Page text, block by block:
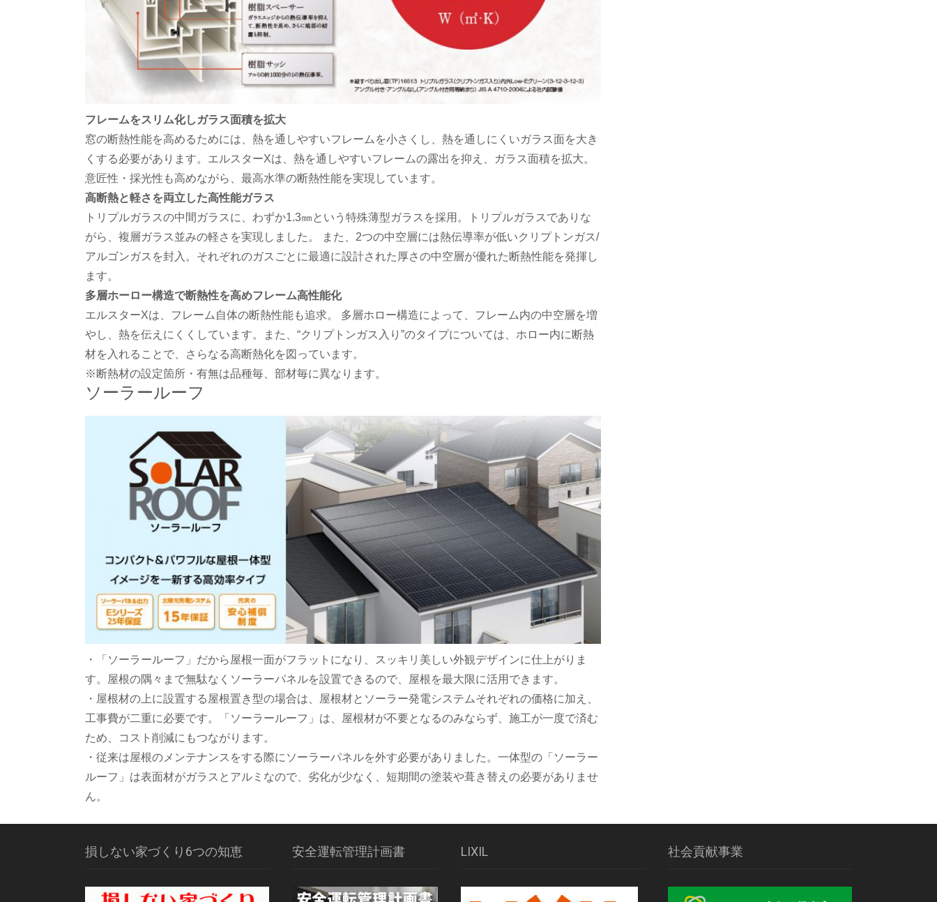
フレームをスリム化しガラス面積を拡大
窓の断熱性能を高めるためには、熱を通しやすいフレームを小さくし、熱を通しにくいガラス面を大き
くする必要があります。エルスターXは、熱を通しやすいフレームの露出を抑え、ガラス面積を拡大。
意匠性・採光性も高めながら、最高水準の断熱性能を実現しています。
高断熱と軽さを両立した高性能ガラス
トリプルガラスの中間ガラスに、わずか1.3㎜という特殊薄型ガラスを採用。トリプルガラスでありな
がら、複層ガラス並みの軽さを実現しました。 また、2つの中空層には熱伝導率が低いクリプトンガス/
アルゴンガスを封入。それぞれのガスごとに最適に設計された厚さの中空層が優れた断熱性能を発揮し
ます。
多層ホーロー構造で断熱性を高めフレーム高性能化
エルスターXは、フレーム自体の断熱性能も追求。 多層ホロー構造によって、フレーム内の中空層を増
やし、熱を伝えにくくしています。また、“クリプトンガス入り”のタイプについては、ホロー内に断熱
材を入れることで、さらなる高断熱化を図っています。
※断熱材の設定箇所・有無は品種毎、部材毎に異なります。
ソーラールーフ
・「ソーラールーフ」だから屋根一面がフラットになり、スッキリ美しい外観デザインに仕上がりま
す。屋根の隅々まで無駄なくソーラーパネルを設置できるので、屋根を最大限に活用できます。
・屋根材の上に設置する屋根置き型の場合は、屋根材とソーラー発電システムそれぞれの価格に加え、
工事費が二重に必要です。「ソーラールーフ」は、屋根材が不要となるのみならず、施工が一度で済む
ため、コスト削減にもつながります。
・従来は屋根のメンテナンスをする際にソーラーパネルを外す必要がありました。一体型の「ソーラー
ルーフ」は表面材がガラスとアルミなので、劣化が少なく、短期間の塗装や葺き替えの必要がありませ
ん。
損しない家づくり6つの知恵 安全運転管理計画書 LIXIL 社会貢献事業